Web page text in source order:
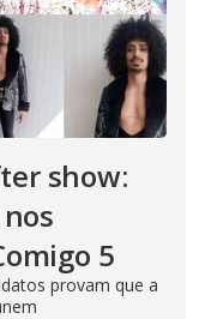
show:
5
provam que a